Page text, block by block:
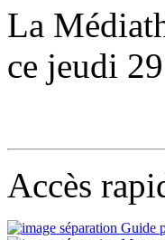
La
ce jeudi
Accès
Guide